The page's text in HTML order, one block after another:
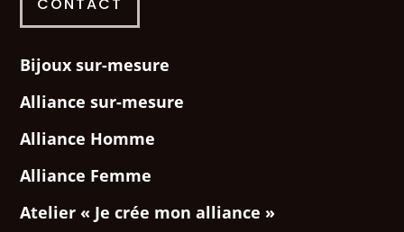
Bijoux sur-mesure
Alliance sur-mesure
Alliance Homme
Alliance Femme
Atelier « Je crée mon alliance »